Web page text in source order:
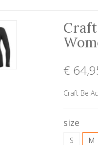
€ 64
Craft Be
size
S M